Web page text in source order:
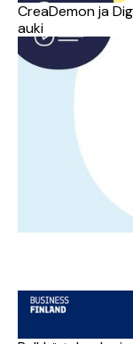
CreaDemon ja
auki
Innovaatiot